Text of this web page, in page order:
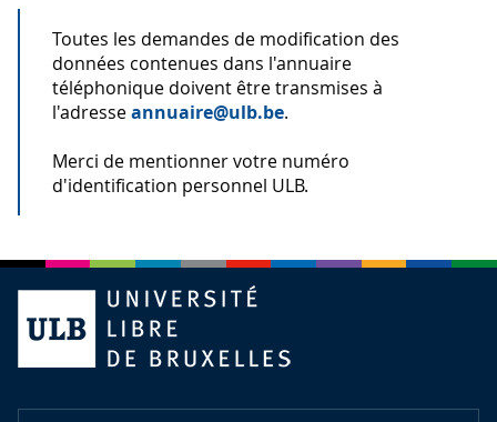
Toutes les demandes de modification des
données contenues dans l'annuaire
téléphonique doivent être transmises à
l'adresseannuaire@ulb.be.
Merci de mentionner votre numéro
d'identification personnel ULB.